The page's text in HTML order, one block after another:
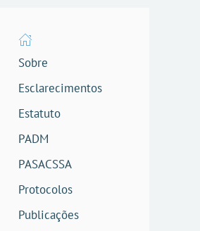
Sobre
Esclarecimentos
Estatuto
PADM
PASACSSA
Protocolos
Publicações